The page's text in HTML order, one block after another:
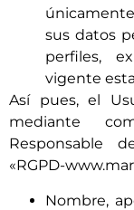
sus datos
perfiles,
vigente
Así pues, el
mediante
Responsable
«RGPD-
Nombre,